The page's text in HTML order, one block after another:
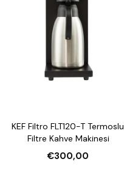
KEF Filtro FLT120-T Termoslu
Filtre Kahve Makinesi
€300,00